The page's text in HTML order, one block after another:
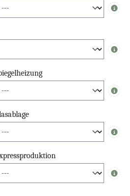
Info
Info
Info
Info
Info